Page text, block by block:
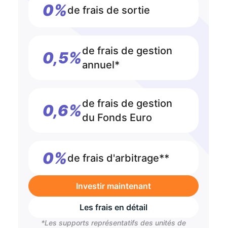
0%de frais de sortie
0,5%de frais de gestion
annuel*
0,6%de frais de gestion
du Fonds Euro
0%de frais d'arbitrage**
Investir maintenant
Les frais en détail
*Les supports représentatifs des unités de